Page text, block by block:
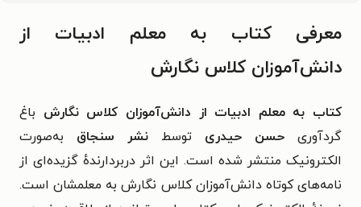
معرفی کتاب به معلم ادبیات از
دانش‌آموزان کلاس نگارش
کتاب به معلم ادبیات از دانش‌آموزان کلاس نگارش باغ
گردآوری حسن حیدری توسط نشر سنجاق به‌صورت
الکترونیک منتشر شده است. این اثر دربردارندهٔ گزیده‌ای از
نامه‌های کوتاه دانش‌آموزان کلاس نگارش به معلمشان است.